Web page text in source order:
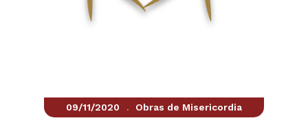
09/11/2020 . Obras de Misericordia